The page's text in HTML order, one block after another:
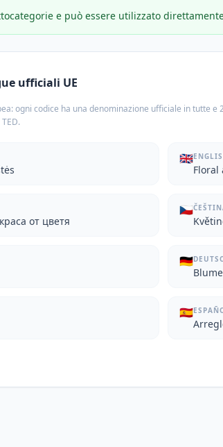
e può essere utilizzato
ufficiali UE
ogni codice ha una denominazione ufficiale in tutte
🇬🇧
Floral
от цветя
🇨🇿
🇩🇪
🇪🇸